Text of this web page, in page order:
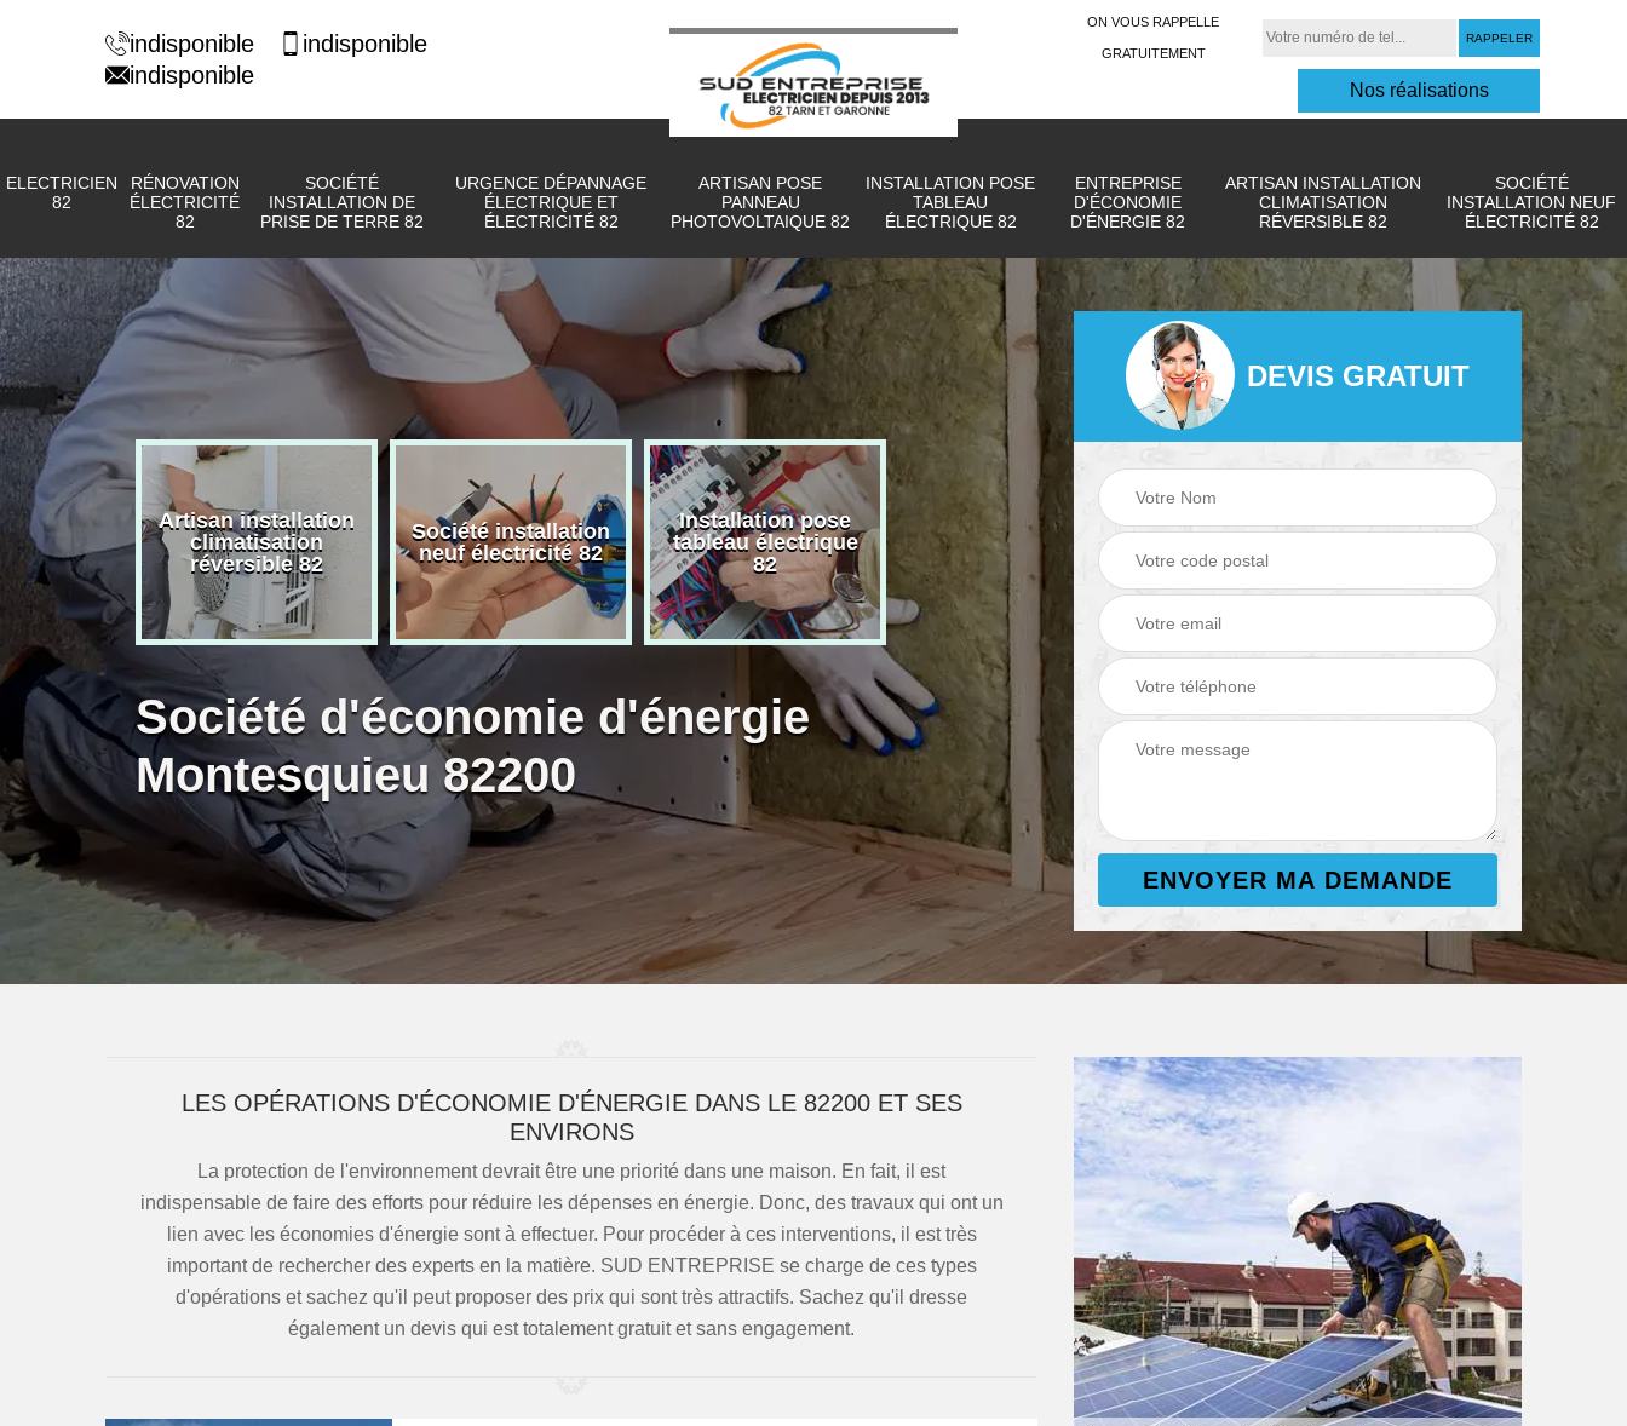
indisponible
indisponible
indisponible
ON VOUS RAPPELLE
GRATUITEMENT
Nos réalisations
ELECTRICIEN
82
RÉNOVATION
ÉLECTRICITÉ
82
SOCIÉTÉ
INSTALLATION DE
PRISE DE TERRE 82
URGENCE DÉPANNAGE
ÉLECTRIQUE ET
ÉLECTRICITÉ 82
ARTISAN POSE
PANNEAU
PHOTOVOLTAIQUE 82
INSTALLATION POSE
TABLEAU
ÉLECTRIQUE 82
ENTREPRISE
D'ÉCONOMIE
D'ÉNERGIE 82
ARTISAN INSTALLATION
CLIMATISATION
RÉVERSIBLE 82
SOCIÉTÉ
INSTALLATION NEUF
ÉLECTRICITÉ 82
82
Artisan installation
climatisation
réversible 82
Société installation
neuf électricité 82
Installation pose
tableau électrique
82
Artisan pose
panneau
photovoltaique 82
Rénovation
électricité 82
Urgence
dépannage
électrique et
électricité 82
Société d'économie d'énergie
Montesquieu 82200
DEVIS GRATUIT
LES OPÉRATIONS D'ÉCONOMIE D'ÉNERGIE DANS LE 82200 ET SES
ENVIRONS
La protection de l'environnement devrait être une priorité dans une maison. En fait, il est
indispensable de faire des efforts pour réduire les dépenses en énergie. Donc, des travaux qui ont un
lien avec les économies d'énergie sont à effectuer. Pour procéder à ces interventions, il est très
important de rechercher des experts en la matière. SUD ENTREPRISE se charge de ces types
d'opérations et sachez qu'il peut proposer des prix qui sont très attractifs. Sachez qu'il dresse
également un devis qui est totalement gratuit et sans engagement.